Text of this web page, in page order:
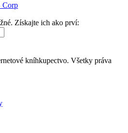
Corp
Získajte ich ako prví:
kníhkupectvo. Všetky práva